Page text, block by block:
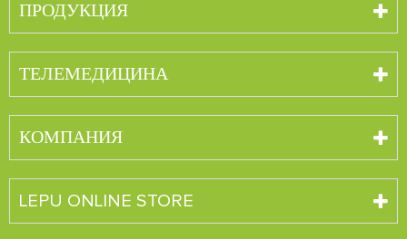
ПРОДУКЦИЯ
ТЕЛЕМЕДИЦИНА
КОМПАНИЯ
LEPU ONLINE STORE